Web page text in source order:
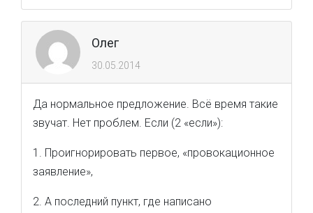
Олег
30.05.2014
Да нормальное предложение. Всё время такие
звучат. Нет проблем. Если (2 «если»):
1. Проигнорировать первое, «провокационное
заявление»,
2. А последний пункт, где написано